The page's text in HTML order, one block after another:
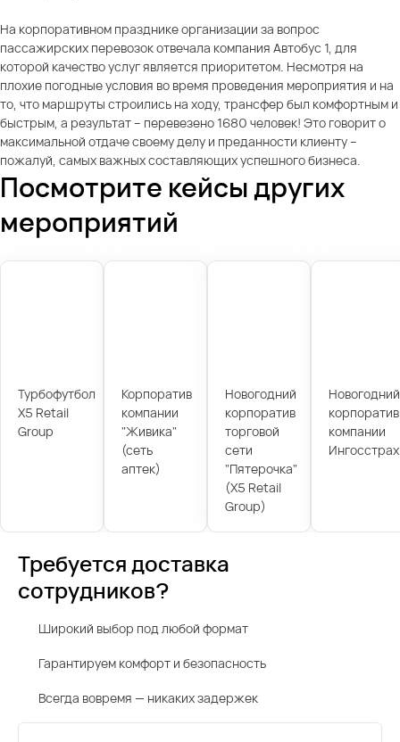
На корпоративном празднике организации за вопрос
пассажирских перевозок отвечала компания Автобус 1, для
которой качество услуг является приоритетом. Несмотря на
плохие погодные условия во время проведения мероприятия и на
то, что маршруты строились на ходу, трансфер был комфортным и
быстрым, а результат – перевезено 1680 человек! Это говорит о
максимальной отдаче своему делу и преданности клиенту –
пожалуй, самых важных составляющих успешного бизнеса.
Посмотрите кейсы других
мероприятий
Турбофутбол
X5 Retail
Group
Корпоратив
компании
"Живика"
(сеть
аптек)
Новогодний
корпоратив
торговой
сети
"Пятерочка"
(X5 Retail
Group)
Новогодний
корпоратив
компании
Ингосстрах
Требуется доставка
сотрудников?
Широкий выбор под любой формат
Гарантируем комфорт и безопасность
Всегда вовремя — никаких задержек